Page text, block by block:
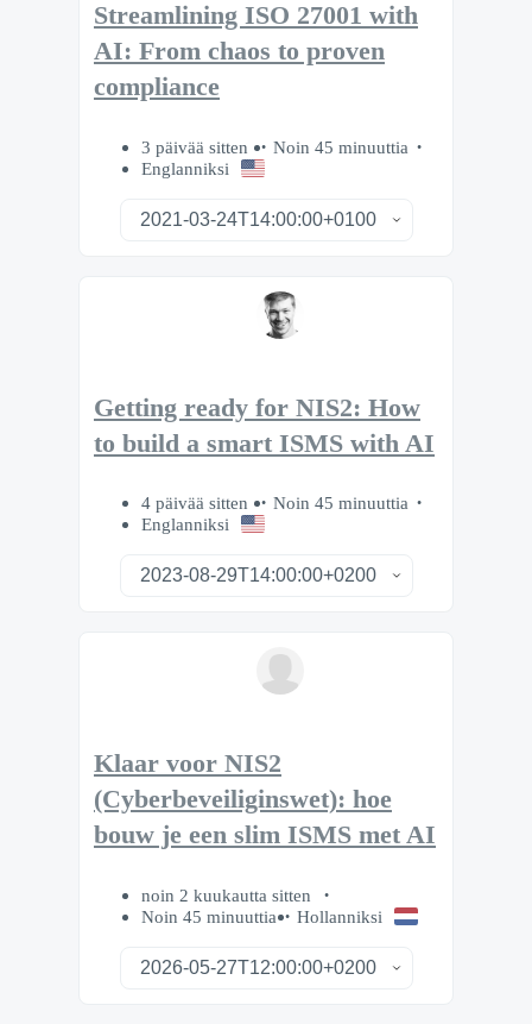
Streamlining ISO 27001 with
AI: From chaos to proven
compliance
3 päivää sitten
Noin 45 minuuttia
Englanniksi
Getting ready for NIS2: How
to build a smart ISMS with AI
4 päivää sitten
Noin 45 minuuttia
Englanniksi
Klaar voor NIS2
(Cyberbeveiliginswet): hoe
bouw je een slim ISMS met AI
noin 2 kuukautta sitten
Noin 45 minuuttia
Hollanniksi